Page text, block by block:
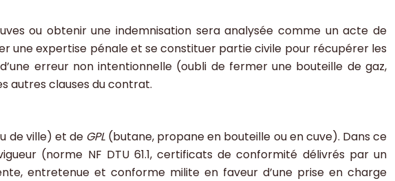
ou obtenir une indemnisation sera analysée comme un acte de
une expertise pénale et se constituer partie civile pour récupérer les
erreur non intentionnelle (oubli de fermer une bouteille de gaz,
autres clauses du contrat.
de ville) et de GPL (butane, propane en bouteille ou en cuve). Dans ce
(norme NF DTU 61.1, certificats de conformité délivrés par un
entretenue et conforme milite en faveur d’une prise en charge